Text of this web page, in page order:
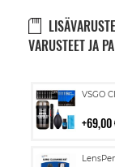
VARUSTEET JA
VSGO
69,00
Lisää
Lisää